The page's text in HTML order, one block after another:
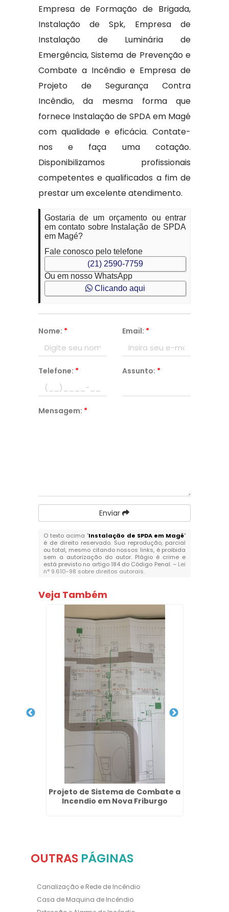
Empresa de Formação de Brigada,
Instalação de Spk, Empresa de
Instalação de Luminária de
Emergência, Sistema de Prevenção e
Combate a Incêndio e Empresa de
Projeto de Segurança Contra
Incêndio, da mesma forma que
fornece Instalação de SPDA em Magé
com qualidade e eficácia. Contate-
nos e faça uma cotação.
Disponibilizamos profissionais
competentes e qualificados a fim de
prestar um excelente atendimento.
Gostaria de um orçamento ou entrar
em contato sobre Instalação de SPDA
em Magé?
Fale conosco pelo telefone
(21) 2590-7759
Ou em nosso WhatsApp
Clicando aqui
Nome: * Email: *
Telefone: * Assunto: *
Mensagem: *
Enviar
O texto acima "Instalação de SPDA em Magé"
é de direito reservado. Sua reprodução, parcial
ou total, mesmo citando nossos links, é proibida
sem a autorização do autor. Plágio é crime e
está previsto no artigo 184 do Código Penal. – Lei
n° 9.610-98 sobre direitos autorais.
Veja Também
Projeto de Sistema de Combate a
Incendio em Nova Friburgo
OUTRAS PÁGINAS
Canalização e Rede de Incêndio
Casa de Maquina de Incêndio